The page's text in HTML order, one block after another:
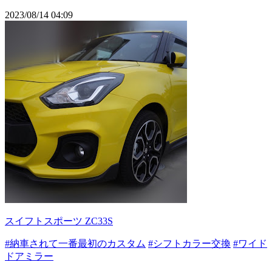
2023/08/14 04:09
スイフトスポーツ ZC33S
#納車されて一番最初のカスタム #シフトカラー交換 #ワイド
ドアミラー